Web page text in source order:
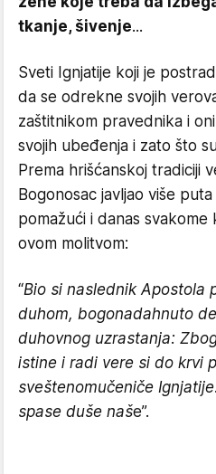
tkanje, šivenje...
Sveti Ignjatije koji je
da se odrekne svojih
zaštitnikom pravednika i
svojih ubeđenja i zato što
Prema hrišćanskoj tradiciji
Bogonosac javljao više
pomažući i danas
ovom molitvom:
“Bio si naslednik Apostola
duhom, bogonadahnuto
duhovnog uzrastanja:
istine i radi vere si do krvi
sveštenomučeniče
spase duše naše”.